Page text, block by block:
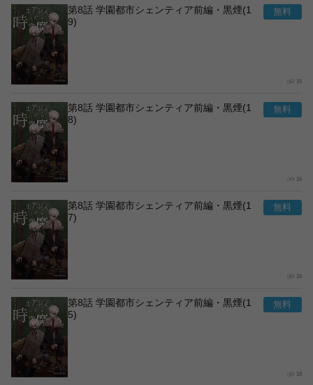
第8話 学園都市シェンティア前編・黒煙(1
9)
15
第8話 学園都市シェンティア前編・黒煙(1
8)
16
第8話 学園都市シェンティア前編・黒煙(1
7)
16
第8話 学園都市シェンティア前編・黒煙(1
5)
18